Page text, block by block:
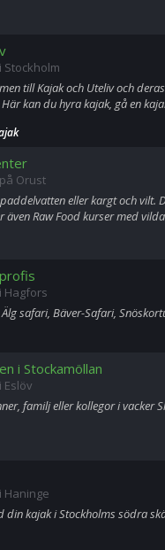
Stockholm
till Kajak och Uteliv och
kan du hyra kajak, gå en
Orust
eller kargt och vilt.
även Raw Food kurser med
Hagfors
safari, Bäver-Safari,
i Stockamöllan
Eslöv
familj eller kollegor i vacker
Haninge
din kajak i Stockholms södra